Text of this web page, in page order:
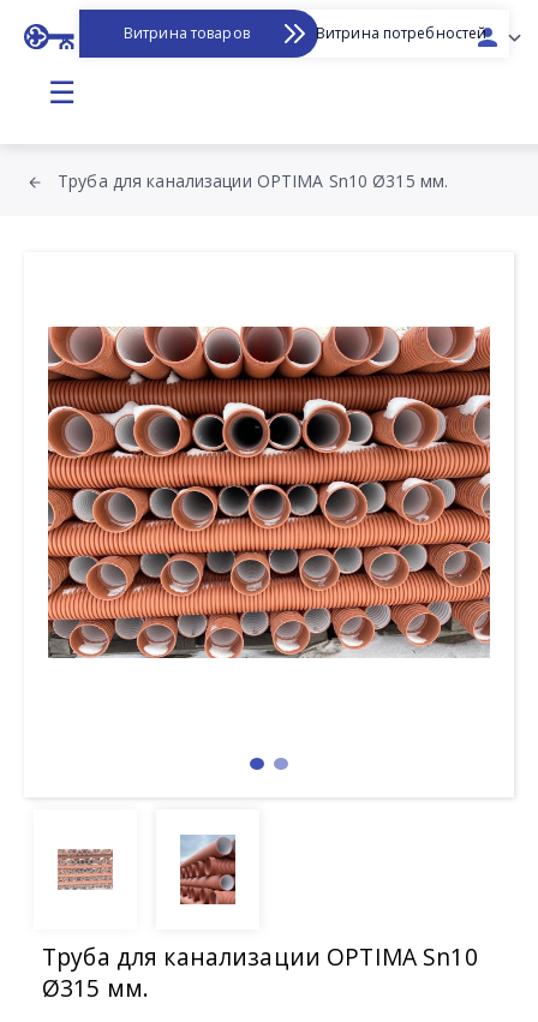
Витрина товаров Витрина потребностей
☰
Труба для канализации OPTIMA Sn10 Ø315 мм.
Труба для канализации OPTIMA Sn10
Ø315 мм.